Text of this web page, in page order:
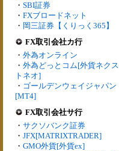
・ SBI証券
・ FXブロードネット
・ 岡三証券【くりっく365】
FX取引会社カ行
・ 外為オンライン
・ 外為どっとコム[外貨ネクス
トネオ]
・ ゴールデンウェイジャパン
[MT4]
FX取引会社サ行
・ サクソバンク証券
・ JFX[MATRIXTRADER]
・ GMO外貨[外貨ex]